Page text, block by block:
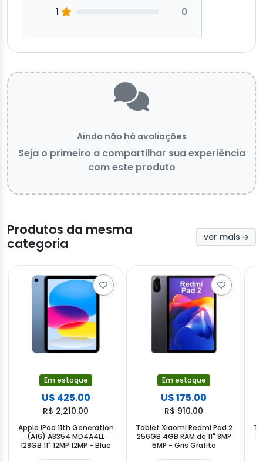
1
0
Ainda não há avaliações
Seja o primeiro a compartilhar sua experiência
com este produto
Produtos da mesma
categoria
ver mais
Em estoque
U$ 425.00
R$ 2,210.00
Apple iPad 11th Generation
(A16) A3354 MD4A4LL
128GB 11" 12MP 12MP - Blue
Em estoque
U$ 175.00
R$ 910.00
Tablet Xiaomi Redmi Pad 2
256GB 4GB RAM de 11" 8MP
5MP - Gris Grafito